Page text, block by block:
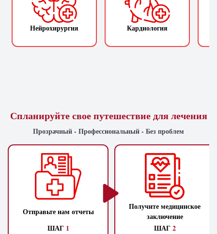
Нейрохирургия Кардиология
Спланируйте свое путешествие для лечения
Прозрачный - Профессиональный - Без проблем
Отправьте нам отчеты
ШАГ 1
Получите медицинское
заключение
ШАГ2